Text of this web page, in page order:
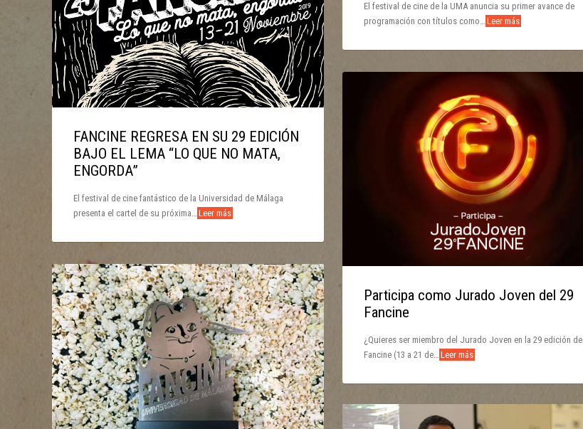
El festival de cine de la UMA anuncia su primer avance de
programación con títulos como… Leer más
FANCINE REGRESA EN SU 29 EDICIÓN
BAJO EL LEMA “LO QUE NO MATA,
ENGORDA”
El festival de cine fantástico de la Universidad de Málaga
presenta el cartel de su próxima… Leer más
Participa como Jurado Joven del 29
Fancine
¿Quieres ser miembro del Jurado Joven en la 29 edición de
Fancine (13 a 21 de…
Leer más